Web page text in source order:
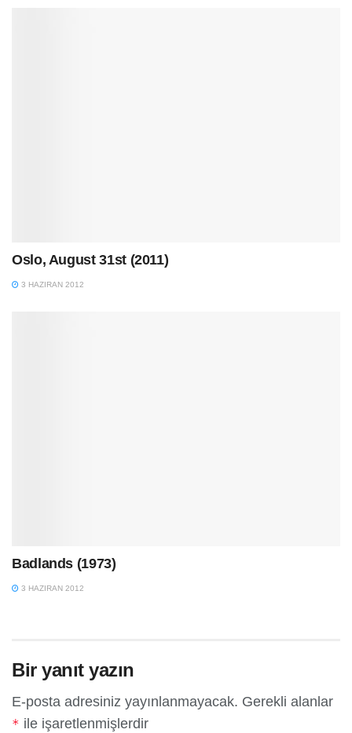
Oslo, August 31st (2011)
3 HAZIRAN 2012
Badlands (1973)
3 HAZIRAN 2012
Bir yanıt yazın
E-posta adresiniz yayınlanmayacak. Gerekli alanlar
* ile işaretlenmişlerdir